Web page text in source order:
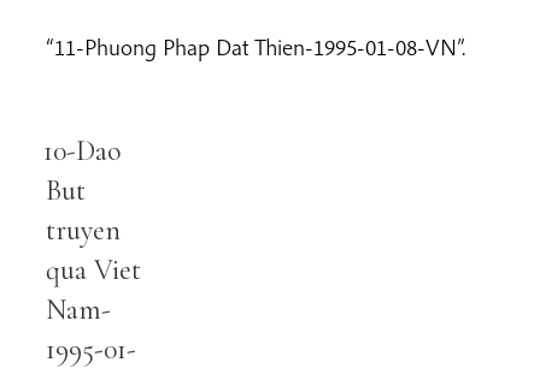
“11-Phuong Phap Dat Thien-1995-01-08-VN”.
10-Dao
But
truyen
qua Viet
Nam-
1995-01-